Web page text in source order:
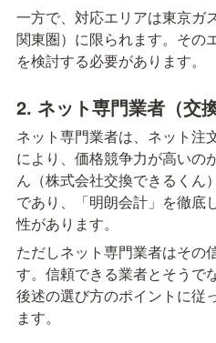
一方で、対応エリアは東京ガ
関東圏）に限られます。その
を検討する必要があります。
2. ネット専門業者（交
ネット専門業者は、ネット注
により、価格競争力が高いの
ん（株式会社交換できるくん
であり、「明朗会計」を徹底
性があります。
ただしネット専門業者はその
す。信頼できる業者とそうで
後述の選び方のポイントに従
ます。